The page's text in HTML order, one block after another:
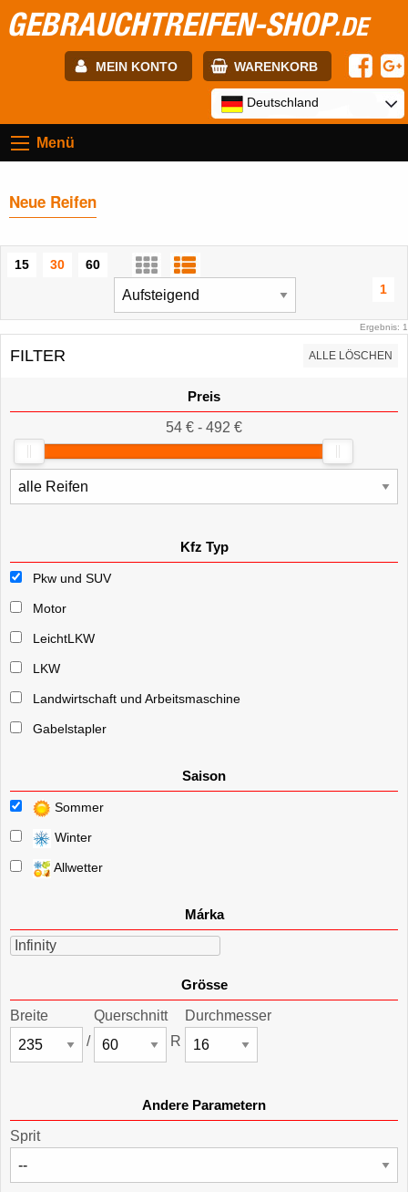
GEBRAUCHTREIFEN-SHOP.DE
MEIN KONTO WARENKORB
Passwort:
Deutschland
Menü
Neue Reifen
15 30
60
1
Ergebnis: 1
FILTER ALLE LÖSCHEN
Preis
54 € - 492 €
Kfz Typ
Pkw und SUV
Motor
LeichtLKW
LKW
Landwirtschaft und Arbeitsmaschine
Gabelstapler
Saison
Sommer
Winter
Allwetter
Márka
Infinity
Grösse
Breite
/
Querschnitt
R
Durchmesser
Andere Parametern
Sprit